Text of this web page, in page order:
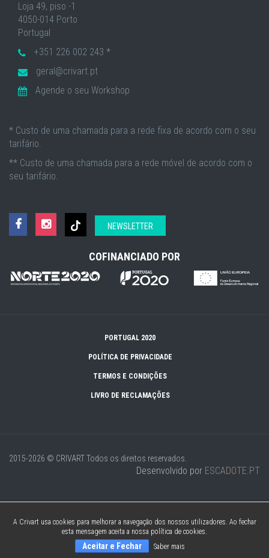
Loja 49, piso -1
4050-014 Porto
Portugal
+351 226 002 243 *
geral@crivart.pt
Agende o seu Workshop
* Custo de uma chamada para a rede fixa de acordo com o seu
tarifário.
** Custo de uma chamada para a rede móvel de acordo com o
seu tarifário.
NEWSLETTER
COFINANCIADO POR
PORTUGAL 2020
POLÍTICA DE PRIVACIDADE
TERMOS E CONDIÇÕES
LIVRO DE RECLAMAÇÕES
2015-2026 © CRIVARTTodos os direitos reservados.
Desenvolvido por ESCADOTE.PT
A Crivart usa cookies para melhorar a navegação dos nossos utilizadores. Ao fechar
esta mensagem aceita a nossa política de cookies.
Aceitar e Fechar Saber mais